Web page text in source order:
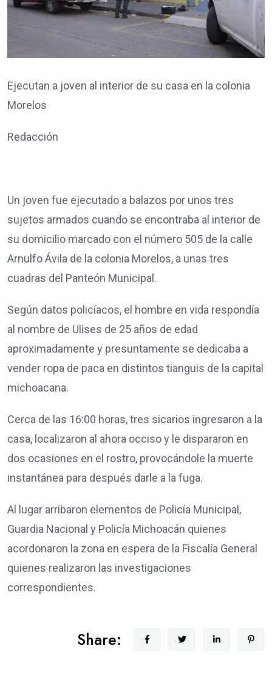
Ejecutan a joven al interior de su casa en la colonia
Morelos
Redacción
Un joven fue ejecutado a balazos por unos tres
sujetos armados cuando se encontraba al interior de
su domicilio marcado con el número 505 de la calle
Arnulfo Ávila de la colonia Morelos, a unas tres
cuadras del Panteón Municipal.
Según datos policíacos, el hombre en vida respondía
al nombre de Ulises de 25 años de edad
aproximadamente y presuntamente se dedicaba a
vender ropa de paca en distintos tianguis de la capital
michoacana.
Cerca de las 16:00 horas, tres sicarios ingresaron a la
casa, localizaron al ahora occiso y le dispararon en
dos ocasiones en el rostro, provocándole la muerte
instantánea para después darle a la fuga.
Al lugar arribaron elementos de Policía Municipal,
Guardia Nacional y Policía Michoacán quienes
acordonaron la zona en espera de la Fiscalía General
quienes realizaron las investigaciones
correspondientes.
Share: